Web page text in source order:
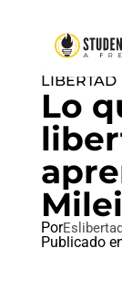
IDEAL
LIBERTAD
Lo
Milei
Por
Publicado